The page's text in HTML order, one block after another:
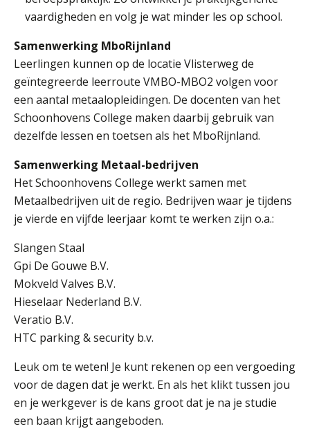
Wereldburgerschap
NIEUWS
VACATURES EN STAGEPLEKKEN
WELKOM
ZOEKEN ELO MAGISTER AURA SCHOOL
GIDS
vaardigheden en volg je wat minder les op school.
Samenwerking MboRijnland
Leerlingen kunnen op de locatie Vlisterweg de
geïntegreerde leerroute VMBO-MBO2 volgen voor
een aantal metaalopleidingen. De docenten van het
Schoonhovens College maken daarbij gebruik van
dezelfde lessen en toetsen als het MboRijnland.
Samenwerking Metaal-bedrijven
Het Schoonhovens College werkt samen met
Metaalbedrijven uit de regio. Bedrijven waar je tijdens
je vierde en vijfde leerjaar komt te werken zijn o.a.:
Slangen Staal
Gpi De Gouwe B.V.
Mokveld Valves B.V.
Hieselaar Nederland B.V.
Veratio B.V.
HTC parking & security b.v.
Leuk om te weten! Je kunt rekenen op een vergoeding
voor de dagen dat je werkt. En als het klikt tussen jou
en je werkgever is de kans groot dat je na je studie
een baan krijgt aangeboden.